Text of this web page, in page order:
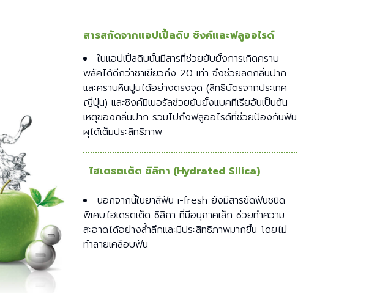
สารสกัดจากแอปเปิ้ลดิบ ซิงค์และฟลูออไรด์
ในแอปเปิ้ลดิบนั้นมีสารที่ช่วยยับยั้งการเกิดคราบ
พลัคได้ดีกว่าชาเขียวถึง 20 เท่า จึงช่วยลดกลิ่นปาก
และคราบหินปูนได้อย่างตรงจุด (สิทธิบัตรจากประเทศ
ญี่ปุ่น) และซิงค์มิเนอรัลช่วยยับยั้งแบคทีเรียอันเป็นต้น
เหตุของกลิ่นปาก รวมไปถึงฟลูออไรด์ที่ช่วยป้องกันฟัน
ผุได้เต็มประสิทธิภาพ
ไฮเดรตเต็ด ซิลิกา (Hydrated Silica)
นอกจากนี้ในยาสีฟัน i-fresh ยังมีสารขัดฟันชนิด
พิเศษไฮเดรตเต็ด ซิลิกา ที่มีอนุภาคเล็ก ช่วยทำความ
สะอาดได้อย่างล้ำลึกและมีประสิทธิภาพมากขึ้น โดยไม่
ทำลายเคลือบฟัน